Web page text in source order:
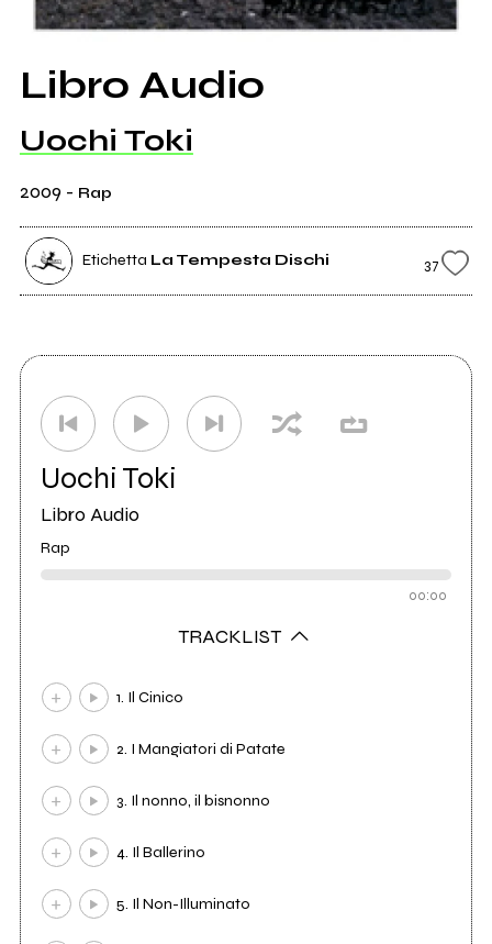
Libro Audio
Uochi Toki
2009 - Rap
Etichetta La Tempesta Dischi 37
Uochi Toki
Libro Audio
Rap
00:00
TRACKLIST
1. Il Cinico
2. I Mangiatori di Patate
3. Il nonno, il bisnonno
4. Il Ballerino
5. Il Non-Illuminato